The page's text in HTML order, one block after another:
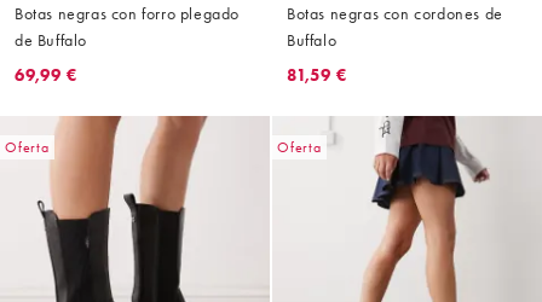
Botas negras con forro plegado
de Buffalo
69,99 €
Botas negras con cordones de
Buffalo
81,59 €
Oferta Oferta